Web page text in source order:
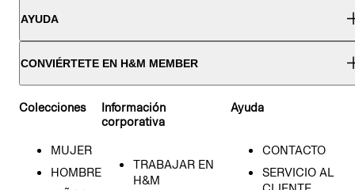
AYUDA
CONVIÉRTETE EN H&M MEMBER
Colecciones
MUJER
HOMBRE
Información
corporativa
TRABAJAR EN
H&M
Ayuda
CONTACTO
SERVICIO AL